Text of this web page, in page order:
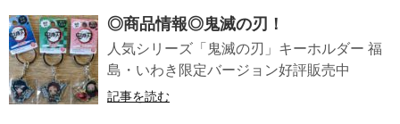
◎商品情報◎鬼滅の刃！
人気シリーズ「鬼滅の刃」キーホルダー 福
島・いわき限定バージョン好評販売中
記事を読む